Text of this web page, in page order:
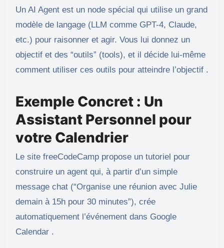
Un AI Agent est un node spécial qui utilise un grand
modèle de langage (LLM comme GPT-4, Claude,
etc.) pour raisonner et agir. Vous lui donnez un
objectif et des “outils” (tools), et il décide lui-même
comment utiliser ces outils pour atteindre l’objectif .
Exemple Concret : Un
Assistant Personnel pour
votre Calendrier
Le site freeCodeCamp propose un tutoriel pour
construire un agent qui, à partir d’un simple
message chat (“Organise une réunion avec Julie
demain à 15h pour 30 minutes”), crée
automatiquement l’événement dans Google
Calendar .